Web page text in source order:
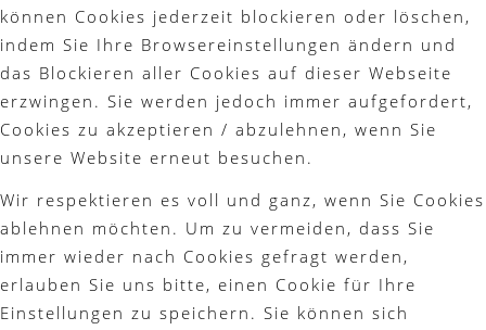
können Cookies jederzeit blockieren oder löschen,
indem Sie Ihre Browsereinstellungen ändern und
das Blockieren aller Cookies auf dieser Webseite
erzwingen. Sie werden jedoch immer aufgefordert,
Cookies zu akzeptieren / abzulehnen, wenn Sie
unsere Website erneut besuchen.
Wir respektieren es voll und ganz, wenn Sie Cookies
ablehnen möchten. Um zu vermeiden, dass Sie
immer wieder nach Cookies gefragt werden,
erlauben Sie uns bitte, einen Cookie für Ihre
Einstellungen zu speichern. Sie können sich